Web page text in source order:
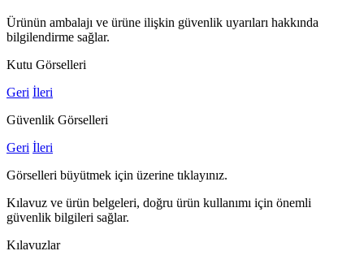
Ürünün ambalajı ve ürüne ilişkin güvenlik uyarıları hakkında
bilgilendirme sağlar.
Kutu Görselleri
Geri İleri
Güvenlik Görselleri
Geri İleri
Görselleri büyütmek için üzerine tıklayınız.
Kılavuz ve ürün belgeleri, doğru ürün kullanımı için önemli
güvenlik bilgileri sağlar.
Kılavuzlar